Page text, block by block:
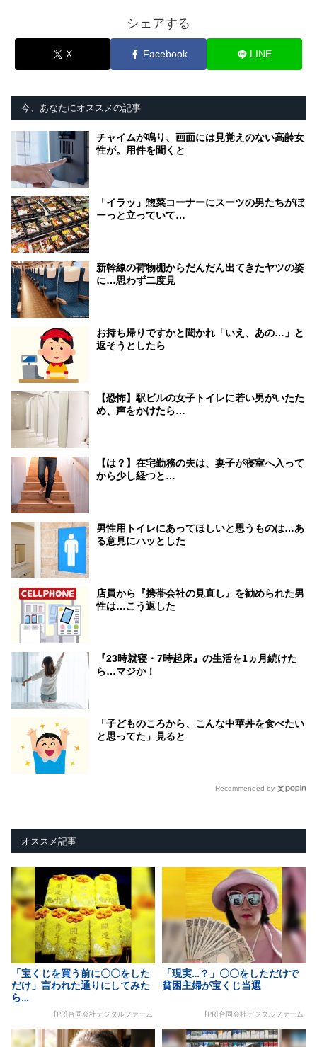
シェアする
X Facebook LINE
今、あなたにオススメの記事
チャイムが鳴り、画面には見覚えのない高齢女
性が。用件を聞くと
「イラッ」惣菜コーナーにスーツの男たちがぼ
ーっと立っていて…
新幹線の荷物棚からだんだん出てきたヤツの姿
に…思わず二度見
お持ち帰りですかと聞かれ「いえ、あの…」と
返そうとしたら
【恐怖】駅ビルの女子トイレに若い男がいたた
め、声をかけたら…
【は？】在宅勤務の夫は、妻子が寝室へ入って
から少し経つと…
男性用トイレにあってほしいと思うものは…あ
る意見にハッとした
店員から『携帯会社の見直し』を勧められた男
性は…こう返した
『23時就寝・7時起床』の生活を1ヵ月続けた
ら…マジか！
「子どものころから、こんな中華丼を食べたい
と思ってた」見ると
Recommended by
オススメ記事
「宝くじを買う前に〇〇をした
だけ」言われた通りにしてみた
ら…
[PR]合同会社デジタルファーム
「現実…？」〇〇をしただけで
貧困主婦が宝くじ当選
[PR]合同会社デジタルファーム